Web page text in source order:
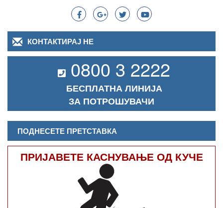
КОНТАКТИРАЈ НЕ
0800 3 2222
БЕСПЛАТНА ЛИНИЈА
ЗА ПОТРОШУВАЧИ
ПОДНЕСЕТЕ ПРЕТСТАВКА
ПРИЈАВЕТЕ КАСНУВАЊЕ ОД КУЧЕ